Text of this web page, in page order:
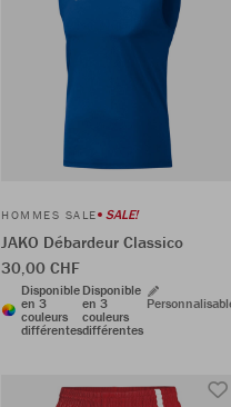
HOMMES SALE SALE!
JAKO Débardeur Classico
30,00 CHF
Disponible
en 3
couleurs
différentes
Disponible
en 3
couleurs
différentes